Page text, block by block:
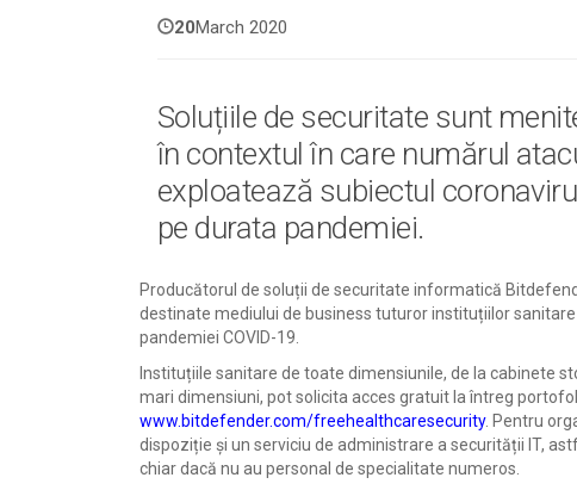
20March 2020
Soluțiile de securitate sunt
în contextul în care numărul
exploatează subiectul
pe durata pandemiei.
Producătorul de soluții de securitate informatică
destinate mediului de business tuturor instituțiilor
pandemiei COVID-19.
Instituțiile sanitare de toate dimensiunile, de la cabinete
mari dimensiuni, pot solicita acces gratuit la întreg
www.bitdefender.com/freehealthcaresecurity. Pentru
dispoziție și un serviciu de administrare a securității IT,
chiar dacă nu au personal de specialitate numeros.